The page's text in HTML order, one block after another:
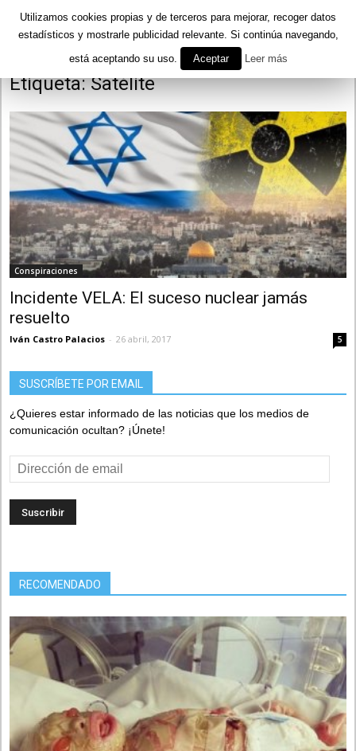
Etiquetas Satélite
Etiqueta: Satélite
Conspiraciones
Incidente VELA: El suceso nuclear jamás
resuelto
Iván Castro Palacios - 26 abril, 2017 5
SUSCRÍBETE POR EMAIL
¿Quieres estar informado de las noticias que los medios de
comunicación ocultan? ¡Únete!
Dirección
de
email
RECOMENDADO
Utilizamos cookies propias y de terceros para mejorar, recoger datos
estadísticos y mostrarle publicidad relevante. Si continúa navegando,
está aceptando su uso.
Aceptar Leer más